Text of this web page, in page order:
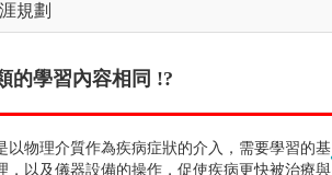
規劃
的學習內容相同 !?
以物理介質作為疾病症狀的介入，需要學習的基
，以及儀器設備的操作，促使疾病更快被治療與